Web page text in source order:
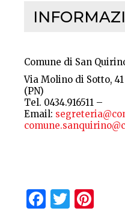
Comune di San
Via Molino di Sotto,
(PN)
Tel. 0434.916511 –
Email:
Facebook